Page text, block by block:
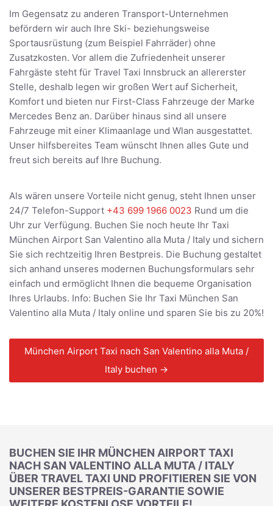
Im Gegensatz zu anderen Transport-Unternehmen
befördern wir auch Ihre Ski- beziehungsweise
Sportausrüstung (zum Beispiel Fahrräder) ohne
Zusatzkosten. Vor allem die Zufriedenheit unserer
Fahrgäste steht für Travel Taxi Innsbruck an allererster
Stelle, deshalb legen wir großen Wert auf Sicherheit,
Komfort und bieten nur First-Class Fahrzeuge der Marke
Mercedes Benz an. Darüber hinaus sind all unsere
Fahrzeuge mit einer Klimaanlage und Wlan ausgestattet.
Unser hilfsbereites Team wünscht Ihnen alles Gute und
freut sich bereits auf Ihre Buchung.
Als wären unsere Vorteile nicht genug, steht Ihnen unser
24/7 Telefon-Support +43 699 1966 0023 Rund um die
Uhr zur Verfügung. Buchen Sie noch heute Ihr Taxi
München Airport San Valentino alla Muta / Italy und sichern
Sie sich rechtzeitig Ihren Bestpreis. Die Buchung gestaltet
sich anhand unseres modernen Buchungsformulars sehr
einfach und ermöglicht Ihnen die bequeme Organisation
Ihres Urlaubs. Info: Buchen Sie Ihr Taxi München San
Valentino alla Muta / Italy online und sparen Sie bis zu 20%!
München Airport Taxi nach San Valentino alla Muta /
Italy buchen →
BUCHEN SIE IHR MÜNCHEN AIRPORT TAXI
NACH SAN VALENTINO ALLA MUTA / ITALY
ÜBER TRAVEL TAXI UND PROFITIEREN SIE VON
UNSERER BESTPREIS-GARANTIE SOWIE